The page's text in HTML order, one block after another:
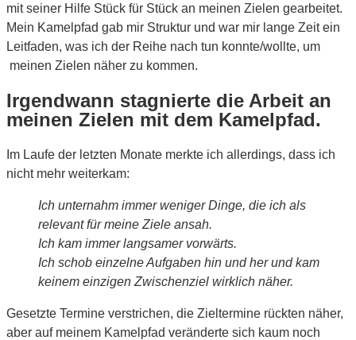
mit seiner Hilfe Stück für Stück an meinen Zielen gearbeitet.
Mein Kamelpfad gab mir Struktur und war mir lange Zeit ein
Leitfaden, was ich der Reihe nach tun konnte/wollte, um
meinen Zielen näher zu kommen.
Irgendwann stagnierte die Arbeit an
meinen Zielen mit dem Kamelpfad.
Im Laufe der letzten Monate merkte ich allerdings, dass ich
nicht mehr weiterkam:
Ich unternahm immer weniger Dinge, die ich als
relevant für meine Ziele ansah.
Ich kam immer langsamer vorwärts.
Ich schob einzelne Aufgaben hin und her und kam
keinem einzigen Zwischenziel wirklich näher.
Gesetzte Termine verstrichen, die Zieltermine rückten näher,
aber auf meinem Kamelpfad veränderte sich kaum noch